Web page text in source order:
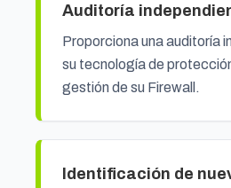
Auditoría
Proporciona una auditoría
su tecnología de
gestión de su Firewall.
Identificación de